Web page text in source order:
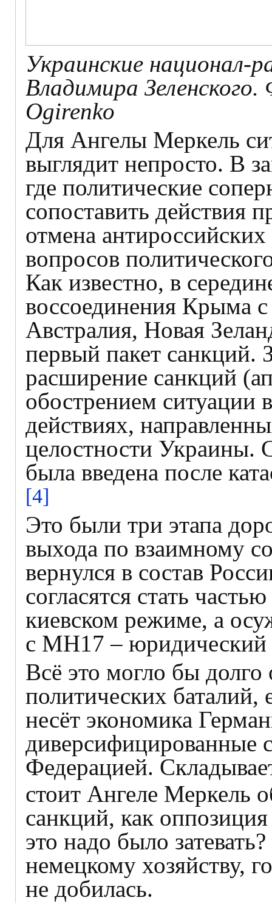
Украинские национал-
Владимира
Ogirenko
Для Ангелы Меркель
выглядит непросто. В
где политические
сопоставить действия
отмена
вопросов
Как известно, в
воссоединения Крыма
Австралия, Новая
первый пакет санкций.
расширение санкций
обострением ситуации
действиях,
целостности Украины.
была введена после
[4]
Это были три этапа
выхода по взаимному
вернулся в состав
согласятся стать
киевском режиме, а
с МН17 – юридический
Всё это могло бы долго
политических
несёт экономика
диверсифицированные
Федерацией.
стоит Ангеле Меркель
санкций, как
это надо было
немецкому хозяйству,
не добилась.